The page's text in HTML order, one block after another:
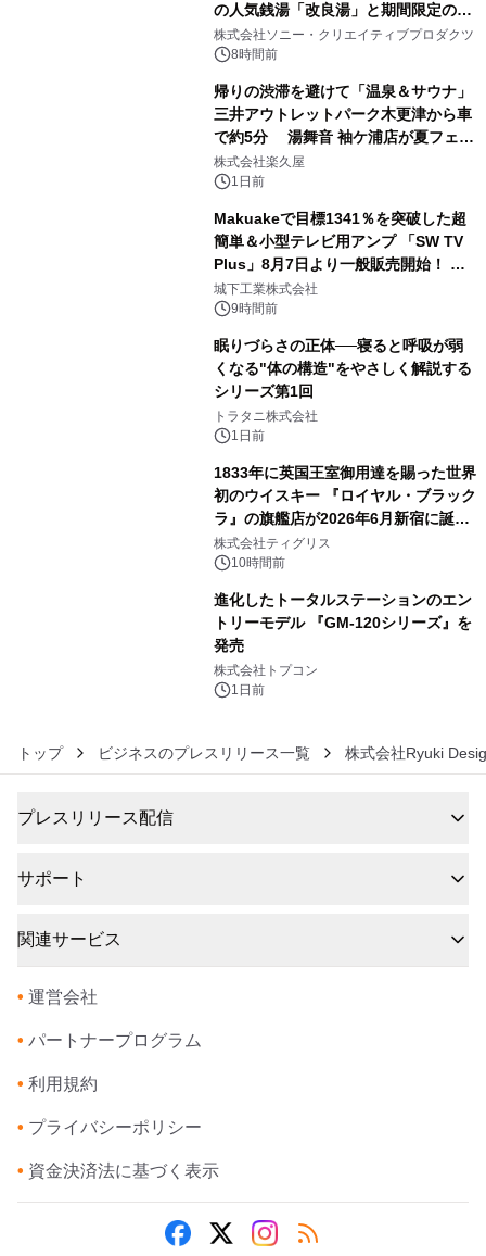
の人気銭湯「改良湯」と期間限定のコ
ラボレーション サウナイキタイコラ
ボグッズも発売決定！
株式会社ソニー・クリエイティブプロダクツ
8時間前
帰りの渋滞を避けて「温泉＆サウナ」
三井アウトレットパーク木更津から車
で約5分 湯舞音 袖ケ浦店が夏フェア
メニューを提供
株式会社楽久屋
1日前
Makuakeで目標1341％を突破した超
簡単＆小型テレビ用アンプ 「SW TV
Plus」8月7日より一般販売開始！ ケ
ーブル1本つなぐだけ、テレビの音が
ぐっと豊かに
城下工業株式会社
9時間前
眠りづらさの正体──寝ると呼吸が弱
くなる"体の構造"をやさしく解説する
シリーズ第1回
トラタニ株式会社
1日前
1833年に英国王室御用達を賜った世界
初のウイスキー 『ロイヤル・ブラック
ラ』の旗艦店が2026年6月新宿に誕
生 バカルディ ジャパンと連携した
没入型バー「BAR Arca」
株式会社ティグリス
10時間前
進化したトータルステーションのエン
トリーモデル 『GM-120シリーズ』を
発売
株式会社トプコン
1日前
トップ ビジネスのプレスリリース一覧 株式会社Ryuki
プレスリリース配信
サポート
関連サービス
• 運営会社
• パートナープログラム
• 利用規約
• プライバシーポリシー
• 資金決済法に基づく表示